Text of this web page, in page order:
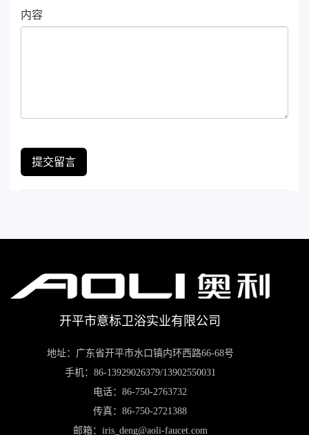
内容
提交留言
开平市意标卫浴实业有限公司
地址：广东省开平市水口镇内环西路66-68号
手机：86-13929026379/13902550031
电话：86-750-2763732
传真：86-750-2721388
邮箱：iris_deng@aoli-faucet.com